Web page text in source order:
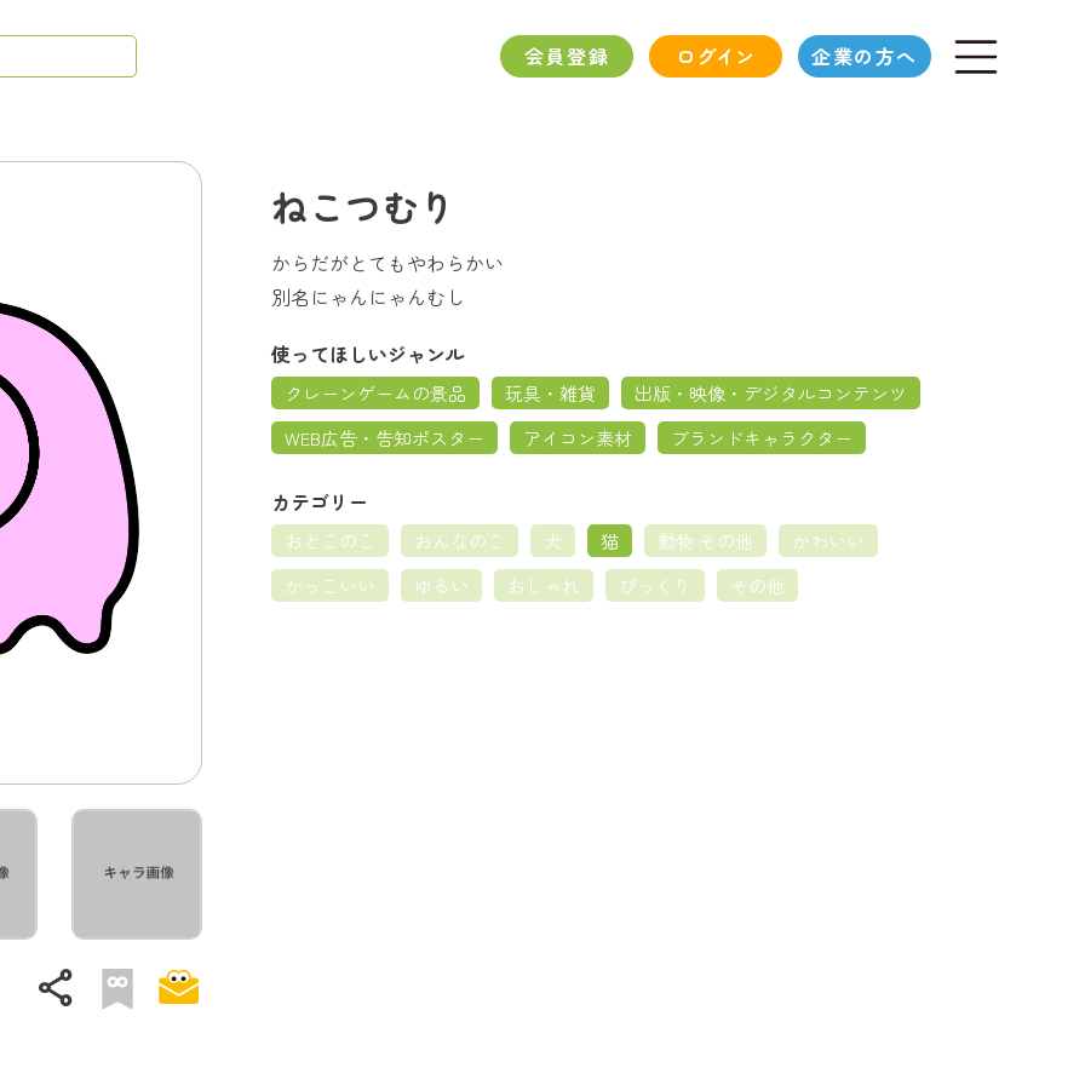
会員登録 ログイン 企業の方へ
share
ねこつむり
からだがとてもやわらかい
別名にゃんにゃんむし
使ってほしいジャンル
クレーンゲームの景品 玩具・雑貨
出版・映像・デジタルコンテンツ
WEB広告・告知ポスター
アイコン素材 ブランドキャラクター
カテゴリー
おとこのこ おんなのこ 犬 猫 動物 その他
かわいい
かっこいい
ゆるい おしゃれ びっくり その他